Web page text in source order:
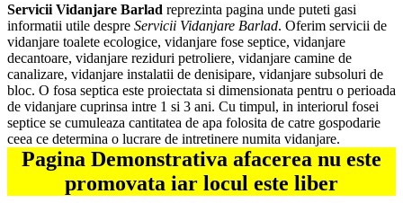
Servicii Vidanjare Barlad reprezinta pagina unde puteti gasi
informatii utile despre Servicii Vidanjare Barlad. Oferim servicii de
vidanjare toalete ecologice, vidanjare fose septice, vidanjare
decantoare, vidanjare reziduri petroliere, vidanjare camine de
canalizare, vidanjare instalatii de denisipare, vidanjare subsoluri de
bloc. O fosa septica este proiectata si dimensionata pentru o perioada
de vidanjare cuprinsa intre 1 si 3 ani. Cu timpul, in interiorul fosei
septice se cumuleaza cantitatea de apa folosita de catre gospodarie
ceea ce determina o lucrare de intretinere numita vidanjare.
Pagina Demonstrativa afacerea nu este
promovata iar locul este liber